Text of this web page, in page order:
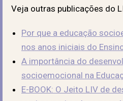
Veja outras publicações do
Por que a educação
nos anos iniciais do
A importância do
socioemocional na
E-BOOK: O Jeito LIV de